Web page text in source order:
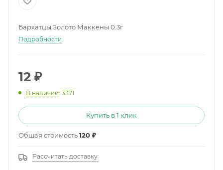
Бархатцы Золото Маккены 0.3г
Подробности
12 ₽
В наличии: 3371
Купить в 1 клик
Общая стоимость120 ₽
Рассчитать доставку